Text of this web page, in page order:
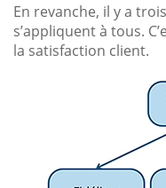
En revanche, il y a
s’appliquent à tous.
la satisfaction client.